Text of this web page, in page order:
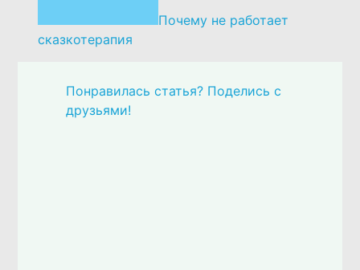
Почему не работает
сказкотерапия
Понравилась статья? Поделись с
друзьями!